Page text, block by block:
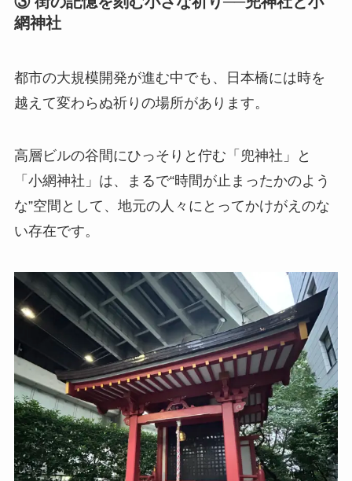
網神社
都市の大規模開発が進む中でも、日本橋には時を
越えて変わらぬ祈りの場所があります。
高層ビルの谷間にひっそりと佇む「兜神社」と
「小網神社」は、まるで“時間が止まったかのよう
な”空間として、地元の人々にとってかけがえのな
い存在です。